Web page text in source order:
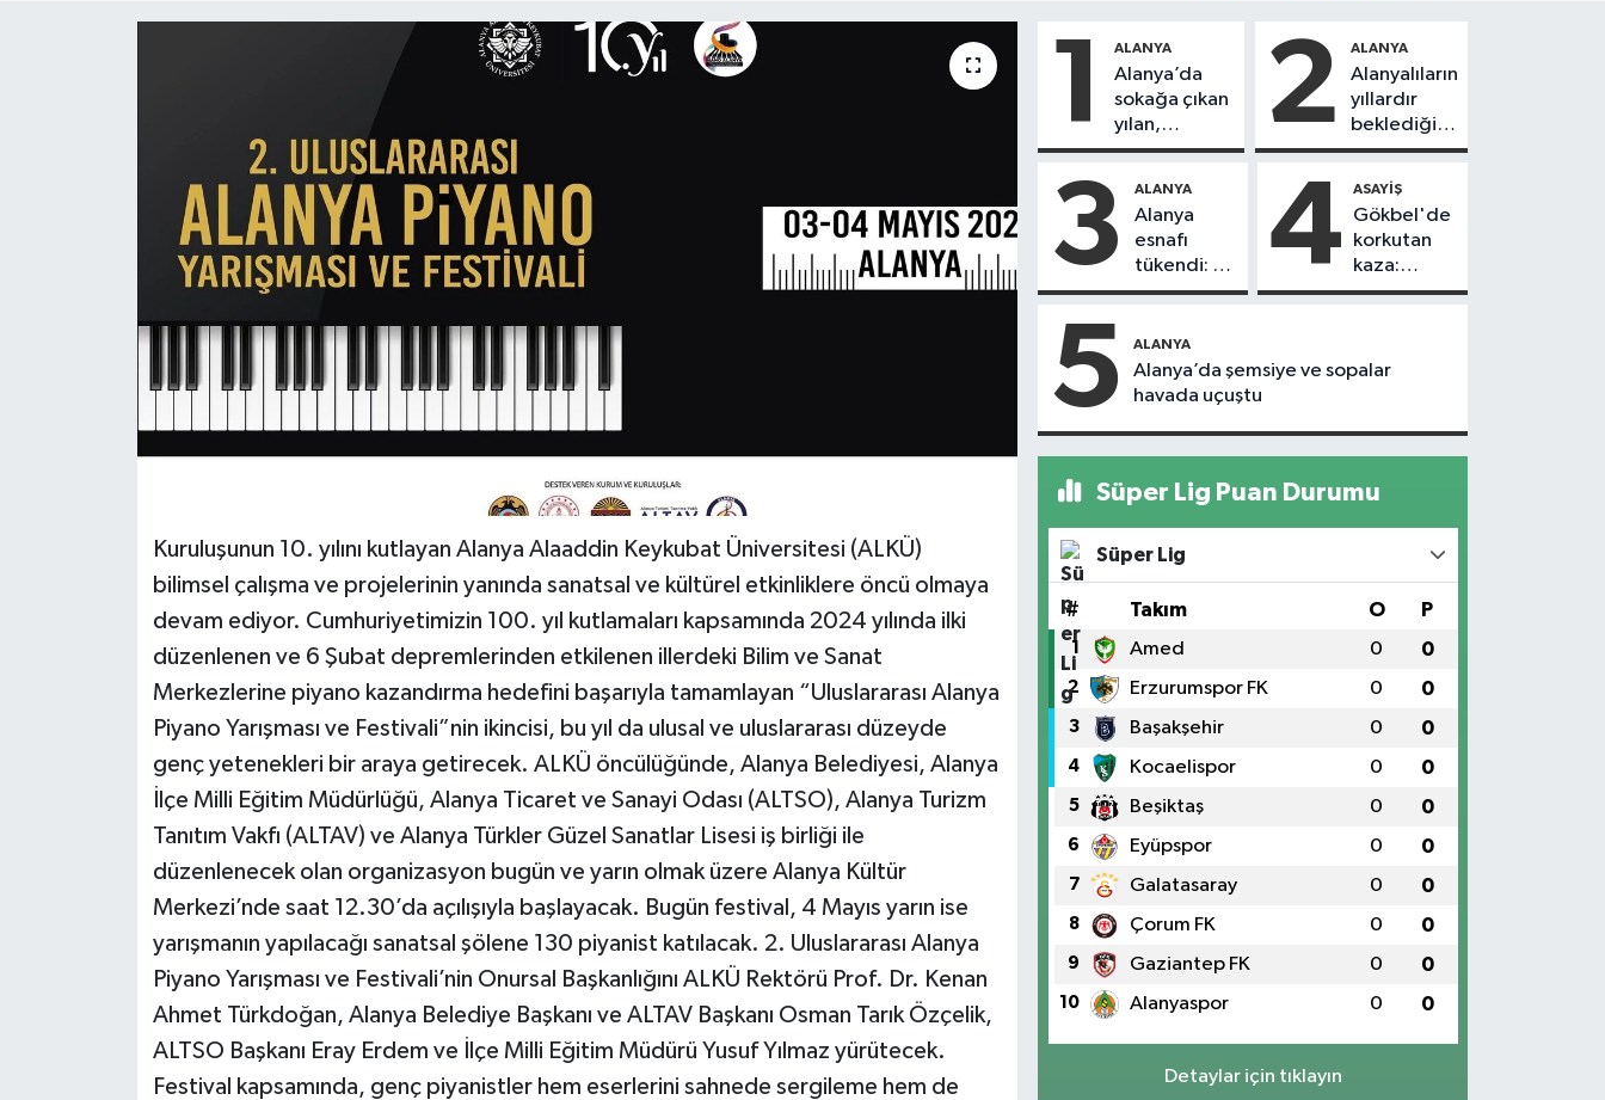
Kuruluşunun 10. yılını kutlayan Alanya Alaaddin Keykubat Üniversitesi (ALKÜ)
bilimsel çalışma ve projelerinin yanında sanatsal ve kültürel etkinliklere öncü olmaya
devam ediyor. Cumhuriyetimizin 100. yıl kutlamaları kapsamında 2024 yılında ilki
düzenlenen ve 6 Şubat depremlerinden etkilenen illerdeki Bilim ve Sanat
Merkezlerine piyano kazandırma hedefini başarıyla tamamlayan “Uluslararası Alanya
Piyano Yarışması ve Festivali”nin ikincisi, bu yıl da ulusal ve uluslararası düzeyde
genç yetenekleri bir araya getirecek. ALKÜ öncülüğünde, Alanya Belediyesi, Alanya
İlçe Milli Eğitim Müdürlüğü, Alanya Ticaret ve Sanayi Odası (ALTSO), Alanya Turizm
Tanıtım Vakfı (ALTAV) ve Alanya Türkler Güzel Sanatlar Lisesi iş birliği ile
düzenlenecek olan organizasyon bugün ve yarın olmak üzere Alanya Kültür
Merkezi’nde saat 12.30’da açılışıyla başlayacak. Bugün festival, 4 Mayıs yarın ise
yarışmanın yapılacağı sanatsal şölene 130 piyanist katılacak. 2. Uluslararası Alanya
Piyano Yarışması ve Festivali’nin Onursal Başkanlığını ALKÜ Rektörü Prof. Dr. Kenan
Ahmet Türkdoğan, Alanya Belediye Başkanı ve ALTAV Başkanı Osman Tarık Özçelik,
ALTSO Başkanı Eray Erdem ve İlçe Milli Eğitim Müdürü Yusuf Yılmaz yürütecek.
Festival kapsamında, genç piyanistler hem eserlerini sahnede sergileme hem de
1 ALANYA
Alanya’da
sokağa çıkan
yılan,
vatandaşı
2 ALANYA
Alanyalıların
yıllardır
beklediği
yol askıdan
3 ALANYA
Alanya
esnafı
tükendi: 1
ayda 150
kapandı
4 ASAYIŞ
Gökbel'de
korkutan
kaza:
Başkanın
çarptı
5 ALANYA
Alanya’da şemsiye ve sopalar
havada uçuştu
Süper Lig Puan Durumu
Süper Lig
# Takım O P
1 Amed 0 0
2 Erzurumspor FK 0 0
3 Başakşehir 0 0
4 Kocaelispor 0 0
5 Beşiktaş 0 0
6 Eyüpspor 0 0
7 Galatasaray 0 0
8 Çorum FK 0 0
9 Gaziantep FK 0 0
10 Alanyaspor 0 0
Detaylar için tıklayın